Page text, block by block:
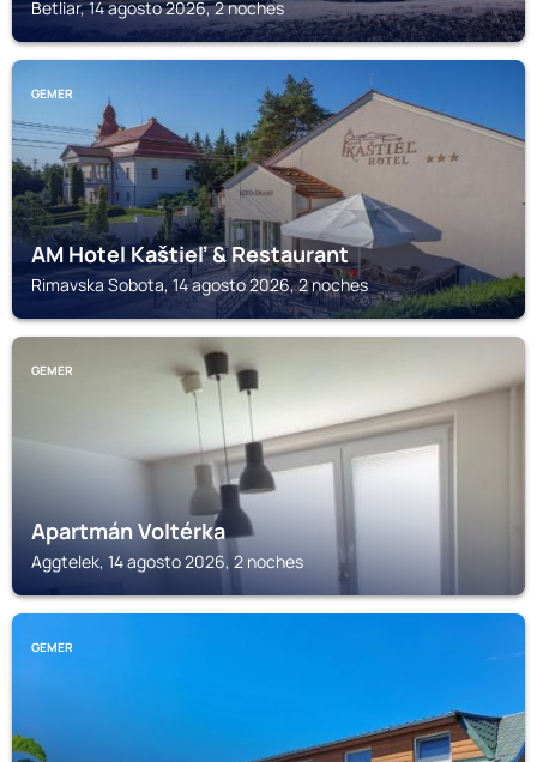
Betliar, 14 agosto 2026, 2 noches
GEMER
AM Hotel Kaštieľ & Restaurant
Rimavska Sobota, 14 agosto 2026, 2 noches
GEMER
Apartmán Voltérka
Aggtelek, 14 agosto 2026, 2 noches
GEMER